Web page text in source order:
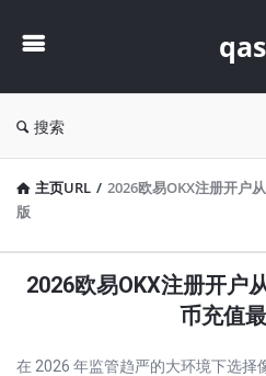
搜索
主页URL / 2026欧易OKX注册开户
版
2026欧易OKX注册开户
币充值
在 2026 年监管趋严的大环境下选择